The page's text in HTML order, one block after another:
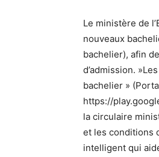
Le ministère de
nouveaux
bachelier), afin
d’admission.
bachelier »
https://
la circulaire
et les conditions
intelligent qui